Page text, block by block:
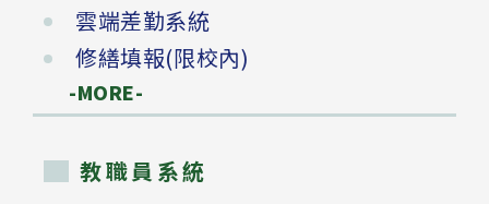
雲端差勤系統
修繕填報(限校內)
-MORE-
教職員系統